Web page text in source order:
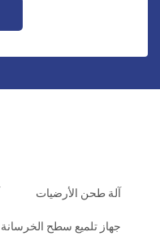
آلة طحن الأرضيات
جهاز تلميع سطح الخرسانة